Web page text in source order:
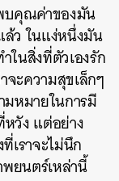
บคุณค่าของมัน
ว ในแง่หนึ่งมัน
ในสิ่งที่ตัวเองรัก
ะความสุขเล็กๆ
หมายในการมี
หวัง แต่อย่าง
เราจะไม่นึก
พยนตร์เหล่านี้